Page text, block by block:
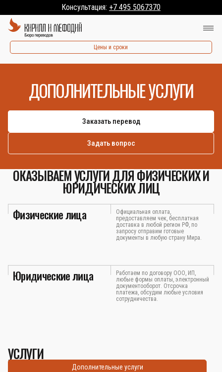
Консультация: +7 495 5067370
Цены и сроки
ДОПОЛНИТЕЛЬНЫЕ УСЛУГИ
Заказать перевод
Задать вопрос
ОКАЗЫВАЕМ УСЛУГИ ДЛЯ ФИЗИЧЕСКИХ И
ЮРИДИЧЕСКИХ ЛИЦ
Физические лица
Официальная оплата,
предоставляем чек, бесплатная
доставка в любой регион РФ, по
запросу отправим готовые
документы в любую страну Мира.
Юридические лица
Работаем по договору ООО, ИП,
любые формы оплаты, электронный
документооборот. Отсрочка
платежа, обсудим любые условия
сотрудничества.
УСЛУГИ
Дополнительные услуги